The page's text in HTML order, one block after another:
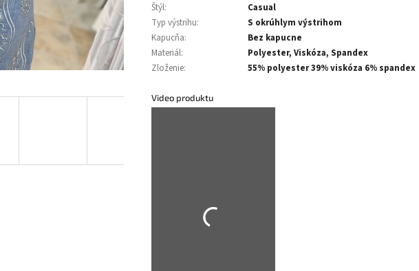
Štýl:
Casual
Typ výstrihu:
S okrúhlym výstrihom
Kapucňa:
Bez kapucne
Materiál:
Polyester, Viskóza, Spandex
Zloženie: 55% polyester 39% viskóza 6% spandex
Video produktu